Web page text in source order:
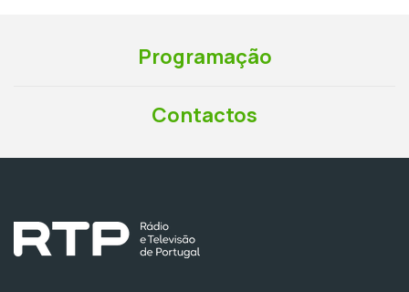
Programação
Contactos